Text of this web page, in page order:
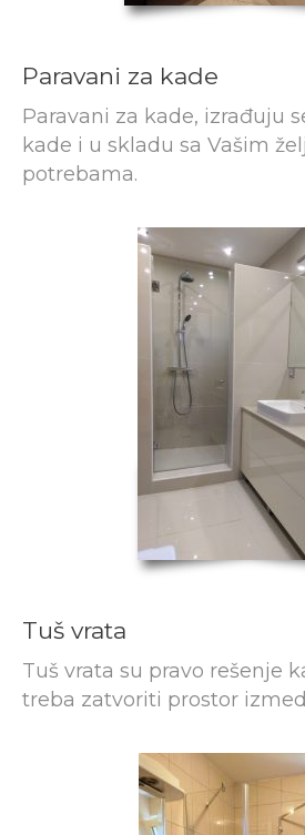
Paravani za kade
Paravani za kade, izrađuju
kade i u skladu sa Vašim
potrebama.
Tuš vrata
Tuš vrata su pravo rešenje
treba zatvoriti prostor